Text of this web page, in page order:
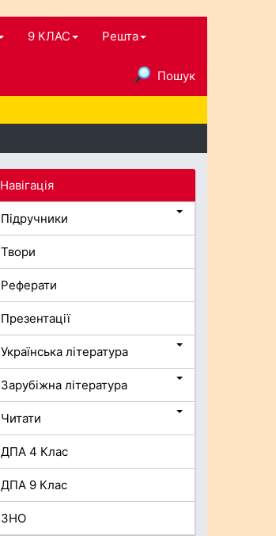
9 КЛАС Решта
Пошук
Навігація
Підручники
Твори
Реферати
Презентації
Українська література
Зарубіжна література
Читати
ДПА 4 Клас
ДПА 9 Клас
ЗНО